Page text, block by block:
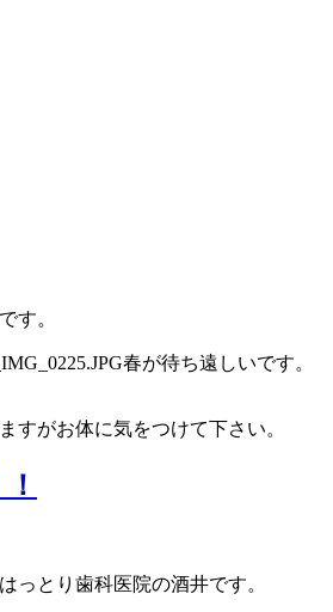
す。
春が待ち遠しいです。
すがお体に気をつけて下さい。
っとり歯科医院の酒井です。